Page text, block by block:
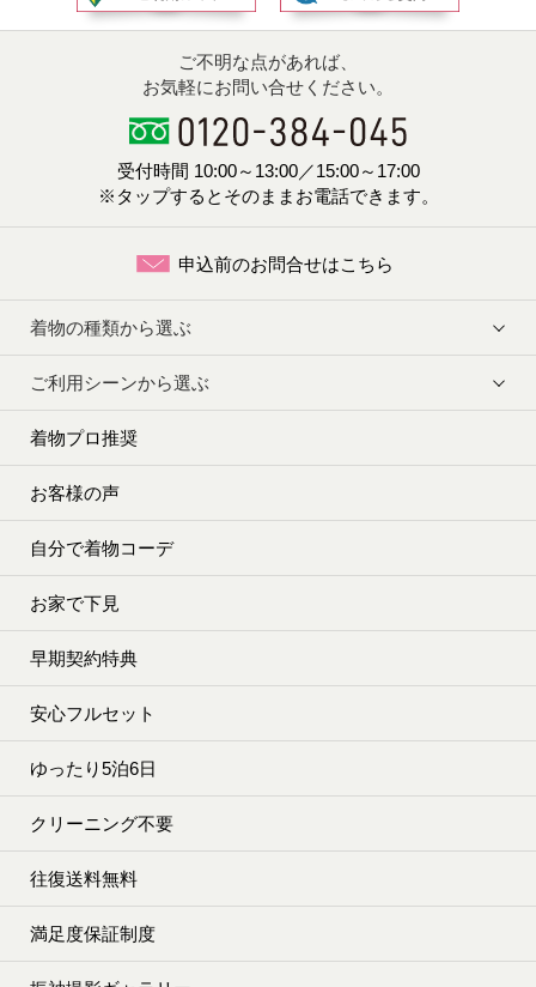
ご不明な点があれば、
お気軽にお問い合せください。
受付時間 10:00～13:00／15:00～17:00
※タップするとそのままお電話できます。
申込前のお問合せはこちら
着物の種類から選ぶ
ご利用シーンから選ぶ
着物プロ推奨
お客様の声
自分で着物コーデ
お家で下見
早期契約特典
安心フルセット
ゆったり5泊6日
クリーニング不要
往復送料無料
満足度保証制度